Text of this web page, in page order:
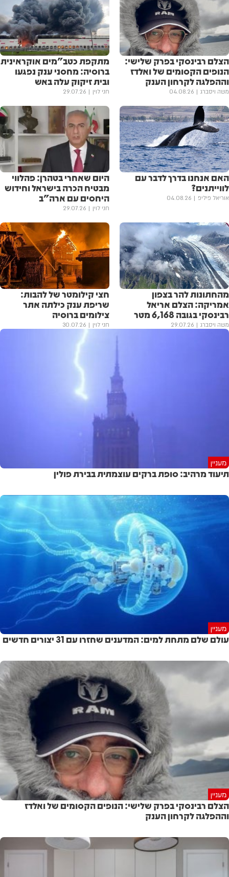
הצלם רבינסקי בפרק שלישי:
הנופים הקסומים של ואלדז
וההפלגה לקרחון הענק
משה ויסברג 04.08.26
מתקפת כטב"מים אוקראינית
ברוסיה: מחסני ענק נפגעו
ובית זיקוק עלה באש
חני לוין 29.07.26
האם אנחנו בדרך לדבר עם
לווייתנים?
אוריאל פיליפ 04.08.26
היום שאחרי בטהרן: פהלווי
מבטיח הכרה בישראל וחידוש
היחסים עם ארה"ב
חני לוין 29.07.26
מהחתונות להר בצפון
אמריקה: הצלם אריאל
רבינסקי בגובה 6,168 מטר
משה ויסברג 29.07.26
חצי קילומטר של להבות:
שריפת ענק כילתה אתר
צילומים ברוסיה
חני לוין 30.07.26
מעניין
תיעוד מרהיב: סופת ברקים עוצמתית בבירת פולין
מעניין
עולם שלם מתחת למים: המדענים שחזרו עם 31 יצורים חדשים
מעניין
הצלם רבינסקי בפרק שלישי: הנופים הקסומים של ואלדז
וההפלגה לקרחון הענק